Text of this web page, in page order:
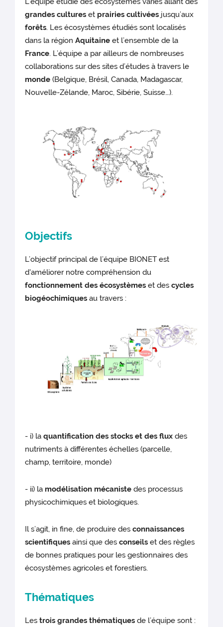
grandes cultures et prairies cultivées jusqu’aux
forêts. Les écosystèmes étudiés sont localisés
dans la régionAquitaine et l’ensemble de la
France. L’équipe a par ailleurs de nombreuses
collaborations sur des sites d’études à travers le
monde (Belgique, Brésil, Canada, Madagascar,
Nouvelle-Zélande, Maroc, Sibérie, Suisse…).
Objectifs
L’objectif principal de l’équipe BIONET est
d'améliorer notre compréhension du
fonctionnement des écosystèmes et descycles
biogéochimiques au travers :
- i) laquantification des stocks et des flux des
nutriments à différentes échelles (parcelle,
champ, territoire, monde)
- ii) la modélisation mécaniste des processus
physicochimiques et biologiques.
Il s’agit, in fine, de produire desconnaissances
scientifiques ainsi que desconseils et des règles
de bonnes pratiques pour les gestionnaires des
écosystèmes agricoles et forestiers.
Thématiques
Lestrois grandes thématiques de l’équipe sont :